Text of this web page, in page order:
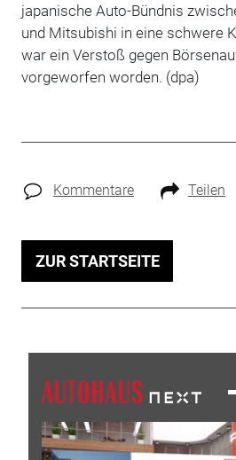
japanische Auto-Bündnis
und Mitsubishi in eine schwere
war ein Verstoß gegen
vorgeworfen worden. (dpa)
Kommentare Teilen
ZUR STARTSEITE